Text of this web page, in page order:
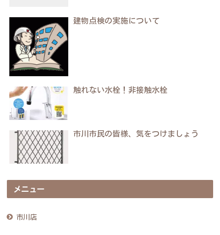
建物点検の実施について
触れない水栓！非接触水栓
市川市民の皆様、気をつけましょう
メニュー
市川店